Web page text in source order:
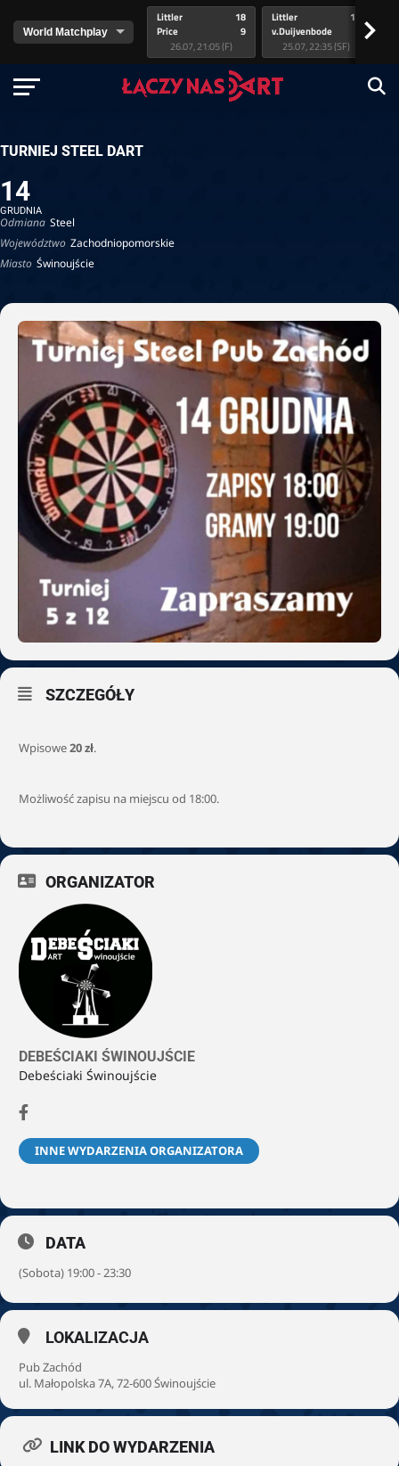
Littler
Price
18
9
26.07, 21:05 (F)
Littler
v.Duijvenbode
17
25.07, 22:35 (SF)
>
TURNIEJ STEEL DART
14
GRUDNIA
Odmiana Steel
Województwo Zachodniopomorskie
Miasto Świnoujście
SZCZEGÓŁY
Wpisowe20 zł.
Możliwość zapisu na miejscu od 18:00.
ORGANIZATOR
DEBEŚCIAKI ŚWINOUJŚCIE
Debeściaki Świnoujście
INNE WYDARZENIA ORGANIZATORA
DATA
(Sobota) 19:00 - 23:30
LOKALIZACJA
Pub Zachód
ul. Małopolska 7A, 72-600 Świnoujście
LINK DO WYDARZENIA